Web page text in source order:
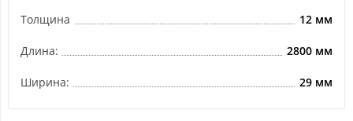
Толщина 12 мм
Длина: 2800 мм
Ширина: 29 мм